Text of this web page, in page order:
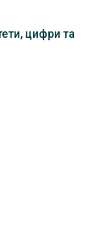
цифри та